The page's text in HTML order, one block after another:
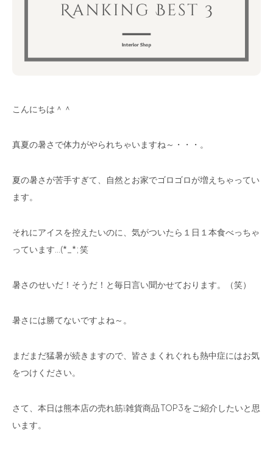
フラッグシップストア
0965-52-0323
こんにちは＾＾
真夏の暑さで体力がやられちゃいますね～・・・。
夏の暑さが苦手すぎて、自然とお家でゴロゴロが増えちゃってい
ます。
それにアイスを控えたいのに、気がついたら１日１本食べっちゃ
っています…(*_*; 笑
暑さのせいだ！そうだ！と毎日言い聞かせております。（笑）
暑さには勝てないですよね～。
まだまだ猛暑が続きますので、皆さまくれぐれも熱中症にはお気
をつけください。
さて、本日は熊本店の売れ筋❕雑貨商品 TOP3をご紹介したいと思
います。